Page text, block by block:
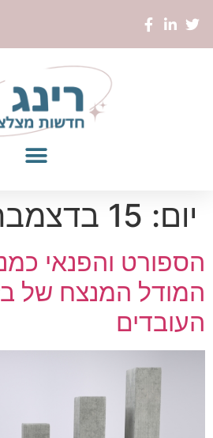
יום: 15 בדצמבר 2024
הספורט והפנאי
המודל המנצח של
העובדים